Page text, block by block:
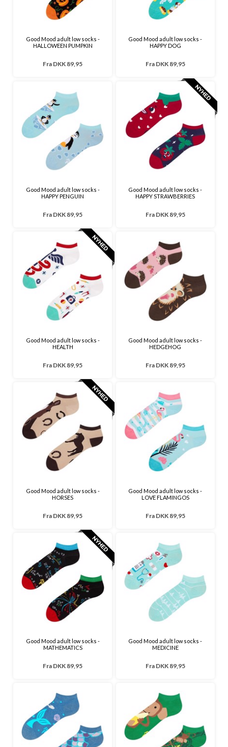
Good Mood adult low socks -
HALLOWEEN PUMPKIN
Fra DKK 89,95
Good Mood adult low socks -
HAPPY DOG
Fra DKK 89,95
Good Mood adult low socks -
HAPPY PENGUIN
Fra DKK 89,95
Good Mood adult low socks -
HAPPY STRAWBERRIES
Fra DKK 89,95
Good Mood adult low socks -
HEALTH
Fra DKK 89,95
Good Mood adult low socks -
HEDGEHOG
Fra DKK 89,95
Good Mood adult low socks -
HORSES
Fra DKK 89,95
Good Mood adult low socks -
LOVE FLAMINGOS
Fra DKK 89,95
Good Mood adult low socks -
MATHEMATICS
Fra DKK 89,95
Good Mood adult low socks -
MEDICINE
Fra DKK 89,95